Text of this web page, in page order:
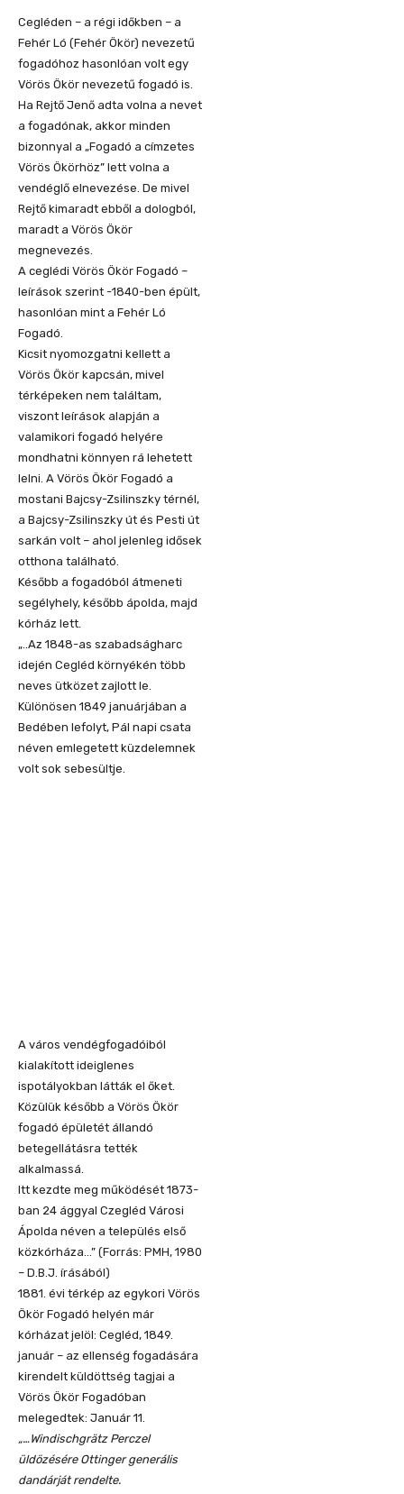
Cegléden – a régi időkben – a
Fehér Ló (Fehér Ökör) nevezetű
fogadóhoz hasonlóan volt egy
Vörös Ökör nevezetű fogadó is.
Ha Rejtő Jenő adta volna a nevet
a fogadónak, akkor minden
bizonnyal a „Fogadó a címzetes
Vörös Ökörhöz” lett volna a
vendéglő elnevezése. De mivel
Rejtő kimaradt ebből a dologból,
maradt a Vörös Ökör
megnevezés.
A ceglédi Vörös Ökör Fogadó –
leírások szerint -1840-ben épült,
hasonlóan mint a Fehér Ló
Fogadó.
Kicsit nyomozgatni kellett a
Vörös Ökör kapcsán, mivel
térképeken nem találtam,
viszont leírások alapján a
valamikori fogadó helyére
mondhatni könnyen rá lehetett
lelni. A Vörös Ökör Fogadó a
mostani Bajcsy-Zsilinszky térnél,
a Bajcsy-Zsilinszky út és Pesti út
sarkán volt – ahol jelenleg idősek
otthona található.
Később a fogadóból átmeneti
segélyhely, később ápolda, majd
kórház lett.
„..Az 1848-as szabadságharc
idején Cegléd környékén több
neves ütközet zajlott le.
Különösen 1849 januárjában a
Bedében lefolyt, Pál napi csata
néven emlegetett küzdelemnek
volt sok sebesültje.
A város vendégfogadóiból
kialakított ideiglenes
ispotályokban látták el őket.
Közülük később a Vörös Ökör
fogadó épületét állandó
betegellátásra tették
alkalmassá.
Itt kezdte meg működését 1873-
ban 24 ággyal Czegléd Városi
Ápolda néven a település első
közkórháza…” (Forrás: PMH, 1980
– D.B.J. írásából)
1881. évi térkép az egykori Vörös
Ökör Fogadó helyén már
kórházat jelöl: Cegléd, 1849.
január – az ellenség fogadására
kirendelt küldöttség tagjai a
Vörös Ökör Fogadóban
melegedtek: Január 11.
„…Windischgrätz Perczel
üldözésére Ottinger generális
dandárját rendelte.